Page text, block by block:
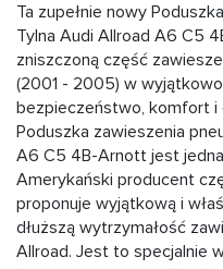
Ta zupełnie nowy
Tylna Audi Allroad A6 C5
zniszczoną część
(2001 - 2005) w
bezpieczeństwo, komfort i
Poduszka zawieszenia
A6 C5 4B-Arnott jest
Amerykański producent
proponuje wyjątkową i
dłuższą wytrzymałość
Allroad. Jest to specjalnie